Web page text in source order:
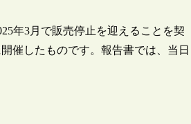
年3月で販売停止を迎えることを契
催したものです。報告書では、当日